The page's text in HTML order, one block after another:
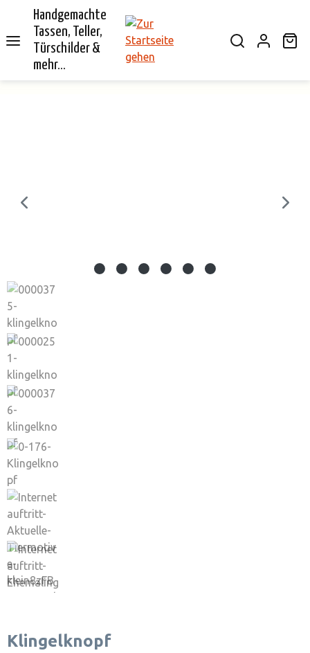
springen
Handgemachte
Tassen, Teller,
Türschilder &
mehr...
Klingelknopf